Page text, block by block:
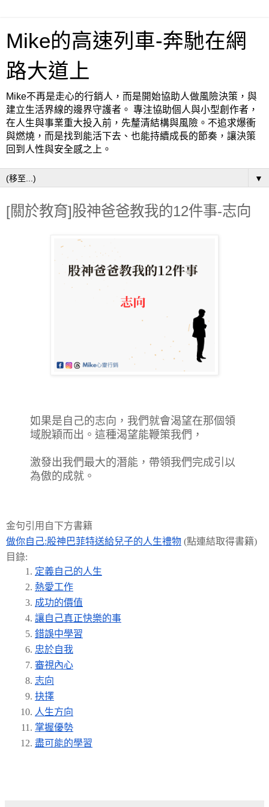
Mike的高速列車-奔馳在網
路大道上
Mike不再是走心的行銷人，而是開始協助人做風險決策，與
建立生活界線的邊界守護者。 專注協助個人與小型創作者，
在人生與事業重大投入前，先釐清結構與風險。不追求爆衝
與燃燒，而是找到能活下去、也能持續成長的節奏，讓決策
回到人性與安全感之上。
▼
[關於教育]股神爸爸教我的12件事-志向
如果是自己的志向，我們就會渴望在那個領
域脫穎而出。這種渴望能鞭策我們，
激發出我們最大的潛能，帶領我們完成引以
為傲的成就。
金句引用自下方書籍
做你自己:股神巴菲特送給兒子的人生禮物 (點連結取得書籍)
目錄:
定義自己的人生
熱愛工作
成功的價值
讓自己真正快樂的事
錯誤中學習
忠於自我
審視內心
志向
抉擇
人生方向
掌握優勢
盡可能的學習